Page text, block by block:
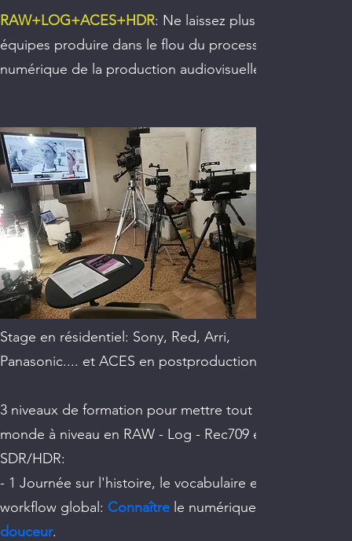
RAW+LOG+ACES+HDR: Ne laissez plus vos
équipes produire dans le flou du processus
numérique de la production audiovisuelle !
Stage en résidentiel: Sony, Red, Arri,
Panasonic.... et ACES en postproduction
3 niveaux de formation pour mettre tout le
monde à niveau en RAW - Log - Rec709 et
SDR/HDR:
- 1 Journée sur l'histoire, le vocabulaire et le
workflow global: Connaître le numérique en
douceur.